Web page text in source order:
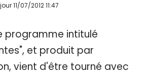
11/07/2012 11:47
programme intitulé
et produit par
vient d'être tourné avec